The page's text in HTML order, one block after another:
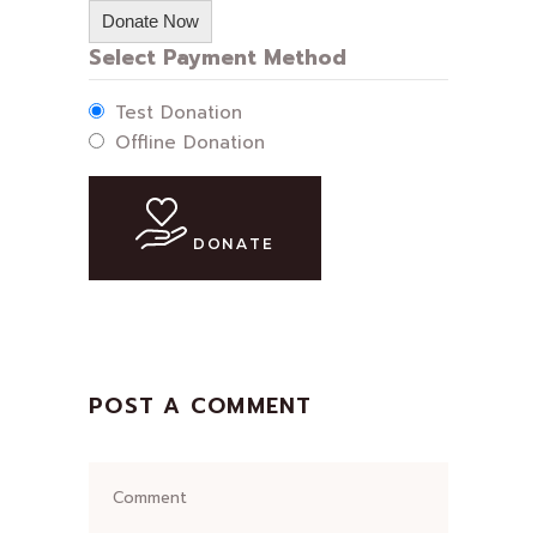
Donate Now
Select Payment Method
Test Donation
Offline Donation
DONATE
POST A COMMENT